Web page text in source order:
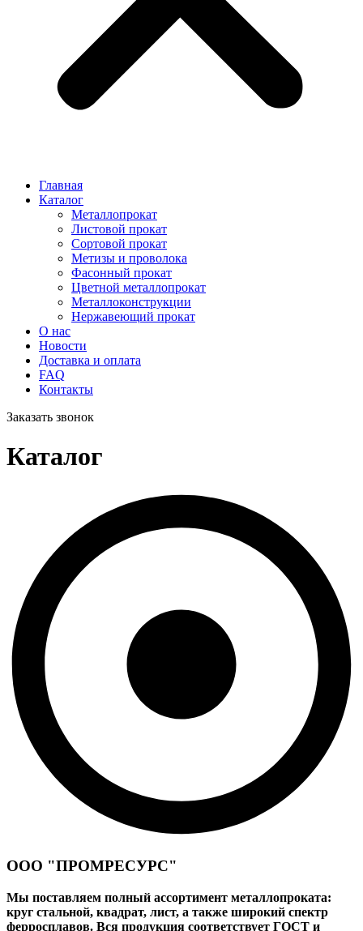
Главная
Каталог
Металлопрокат
Листовой прокат
Сортовой прокат
Метизы и проволока
Фасонный прокат
Цветной металлопрокат
Металлоконструкции
Нержавеющий прокат
О нас
Новости
Доставка и оплата
FAQ
Контакты
Заказать звонок
Каталог
ООО "ПРОМРЕСУРС"
Мы поставляем полный ассортимент металлопроката:
круг стальной, квадрат, лист, а также широкий спектр
ферросплавов. Вся продукция соответствует ГОСТ и